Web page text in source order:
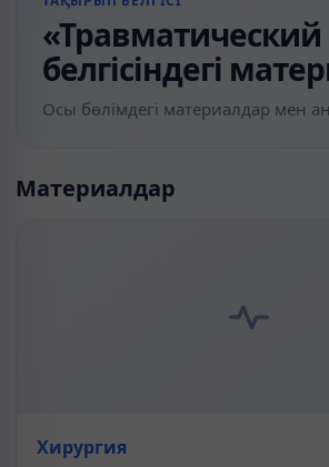
белгісіндегі
Осы бөлімдегі материалдар мен
Материалдар
Хирургия